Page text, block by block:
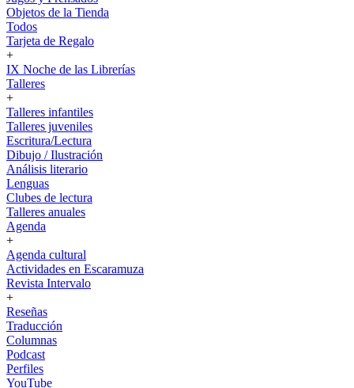
Objetos de la Tienda
Todos
Tarjeta de Regalo
+
IX Noche de las Librerías
Talleres
+
Talleres infantiles
Talleres juveniles
Escritura/Lectura
Dibujo / Ilustración
Análisis literario
Lenguas
Clubes de lectura
Talleres anuales
Agenda
+
Agenda cultural
Actividades en Escaramuza
Revista Intervalo
+
Reseñas
Traducción
Columnas
Podcast
Perfiles
YouTube